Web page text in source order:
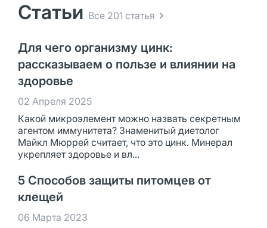
Статьи Все 201 статья
Для чего организму цинк:
рассказываем о пользе и влиянии на
здоровье
02 Апреля 2025
Какой микроэлемент можно назвать секретным
агентом иммунитета? Знаменитый диетолог
Майкл Мюррей считает, что это цинк. Минерал
укрепляет здоровье и вл...
5 Способов защиты питомцев от
клещей
06 Марта 2023